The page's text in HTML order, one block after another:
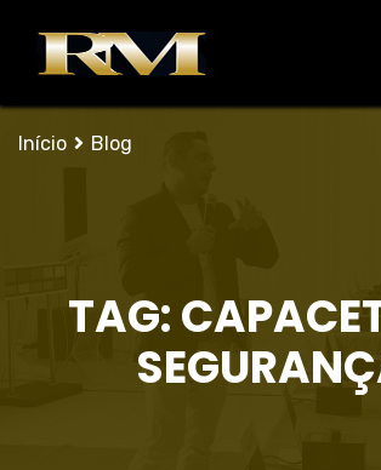
Início Blog
TAG: